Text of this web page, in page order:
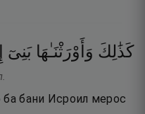
كَذَٰلِكَ وَأَوْرَثْنَـٰهَا بَنِىٓ
бани Исроил мерос